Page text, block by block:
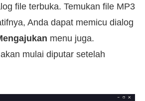
file terbuka. Temukan file MP3
Anda dapat memicu dialog
menu juga.
mulai diputar setelah